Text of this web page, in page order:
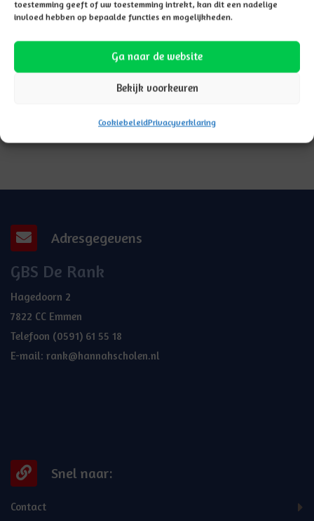
toestemming geeft of uw toestemming intrekt, kan dit een nadelige
invloed hebben op bepaalde functies en mogelijkheden.
Ga naar de website
Bekijk voorkeuren
CookiebeleidPrivacyverklaring
Adresgegevens
GBS De Rank
Hagedoorn 2
7822 CC Emmen
Telefoon (0591) 61 55 18
E-mail: rank@hannahscholen.nl
Snel naar:
Contact